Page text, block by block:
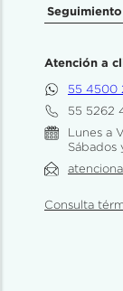
Atención a
55 4500
55 5262
Lunes a
Sábados
Consulta